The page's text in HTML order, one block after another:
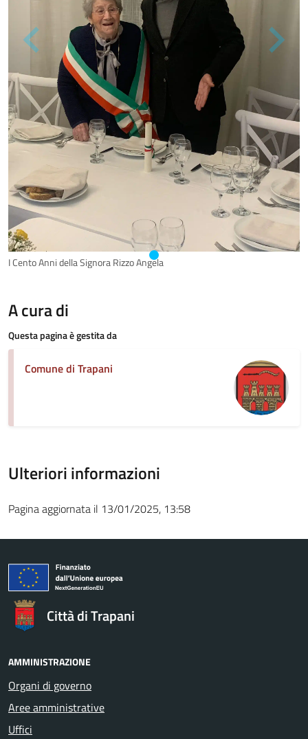
I Cento Anni della Signora Rizzo Angela
A cura di
Questa pagina è gestita da
Comune di Trapani
Ulteriori informazioni
Pagina aggiornata il 13/01/2025, 13:58
Città di Trapani
AMMINISTRAZIONE
Organi di governo
Aree amministrative
Uffici